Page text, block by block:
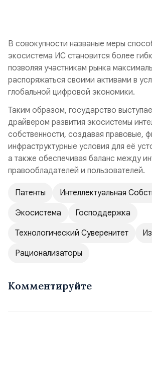
В совокупности названые меры
экосистема ИС становится более
позволяя участникам рынка
распоряжаться своими активами в
глобальной цифровой экономики.
Таким образом, государство
драйвером развития экосистемы
собственности, создавая правовые,
инфраструктурные условия для её
а также обеспечивая баланс между
правообладателей и пользователей.
Патенты
Интеллектуальная
Экосистема
Господдержка
Технологический Суверенитет
Рационализаторы
Комментируйте